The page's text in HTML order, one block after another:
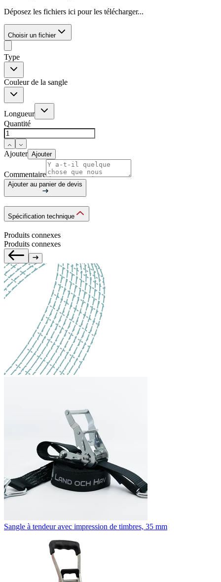
Déposez les fichiers ici pour les télécharger...
Choisir un fichier
Type
Couleur de la sangle
Longueur
Quantité
Ajouter Ajouter
Commentaire
Ajouter au panier de devis
Spécification technique
Produits connexes
Produits connexes
Sangle à tendeur avec impression de timbres, 35 mm